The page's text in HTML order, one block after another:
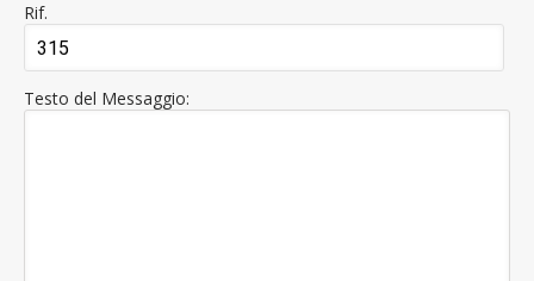
Rif.
Testo del Messaggio: